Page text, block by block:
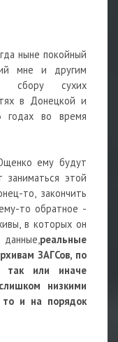
ныне покойный
мне и другим
сбору сухих
в Донецкой и
годах во время
ему будут
этой
то, закончить
то обратное -
в которых он
реальные
ЗАГСов, по
так или иначе
низкими
и на порядок